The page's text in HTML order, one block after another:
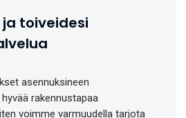
toiveidesi
asennuksineen
rakennustapaa
voimme varmuudella tarjota